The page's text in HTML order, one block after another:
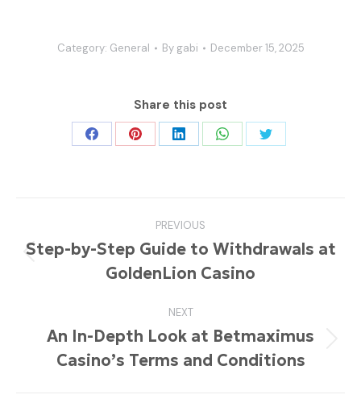
Category: General By gabi December 15, 2025
Share this post
Share Share Share Share Share
navigation
PREVIOUS
Previous
post:
Step-by-Step Guide to Withdrawals at
GoldenLion Casino
NEXT
Next
post:
An In-Depth Look at Betmaximus
Casino’s Terms and Conditions